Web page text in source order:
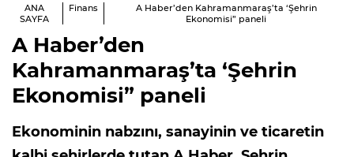
ANA
SAYFA
Finans
A Haber’den Kahramanmaraş’ta ‘Şehrin
Ekonomisi” paneli
A Haber’den
Kahramanmaraş’ta ‘Şehrin
Ekonomisi” paneli
Ekonominin nabzını, sanayinin ve ticaretin